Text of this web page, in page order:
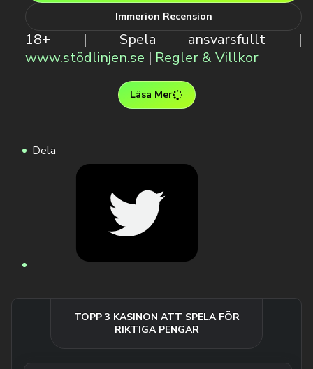
Immerion Recension
18+ | Spela ansvarsfullt |
www.stödlinjen.se | Regler & Villkor
Läsa Mer
Dela
TOPP 3 KASINON ATT SPELA FÖR
RIKTIGA PENGAR